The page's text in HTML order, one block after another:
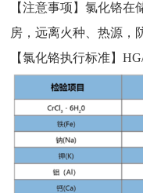
【注意事项 】氯化铬在
房，远离火种、热源，
【氯化铬执行标准】